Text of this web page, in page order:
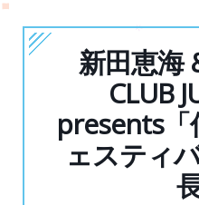
新田恵海
CLUB
presents「
ェスティ